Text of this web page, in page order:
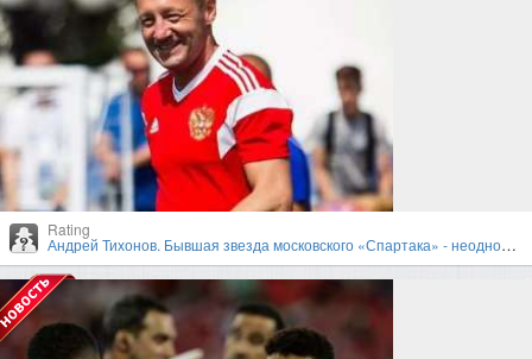
Rating
Андрей Тихонов. Бывшая звезда московского «Спартака» - неоднозначный тренер